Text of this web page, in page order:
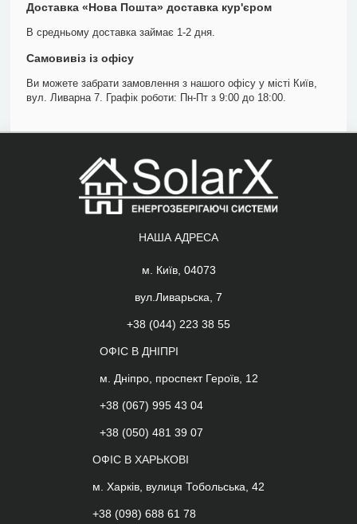
Доставка «Нова Пошта» доставка кур'єром
В средньому доставка займає 1-2 дня.
Самовивіз із офісу
Ви можете забрати замовлення з нашого офісу у місті Київ,
вул. Ливарна 7. Графік роботи: Пн-Пт з 9:00 до 18:00.
НАША АДРЕСА
м. Київ, 04073
вул.Ливарьска, 7
+38 (044) 223 38 55
ОФІС В ДНІПРІ
м. Дніпро, проспект Героїв, 12
+38 (067) 995 43 04
+38 (050) 481 39 07
ОФІС В ХАРЬКОВІ
м. Харків, вулиця Тобольська, 42
+38 (098) 688 61 78